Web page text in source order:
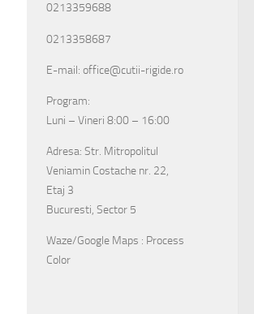
0213359688
0213358687
E-mail: office@cutii-rigide.ro
Program:
Luni – Vineri 8:00 – 16:00
Adresa: Str. Mitropolitul
Veniamin Costache nr. 22,
Etaj 3
Bucuresti, Sector 5
Waze/Google Maps : Process
Color